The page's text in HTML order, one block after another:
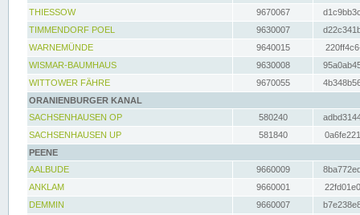
THIESSOW
9670067
TIMMENDORF POEL
9630007
WARNEMÜNDE
9640015
WISMAR-BAUMHAUS
9630008
WITTOWER FÄHRE
9670055
ORANIENBURGER KANAL
SACHSENHAUSEN OP
580240
SACHSENHAUSEN UP
581840
PEENE
AALBUDE
9660009
ANKLAM
9660001
DEMMIN
9660007